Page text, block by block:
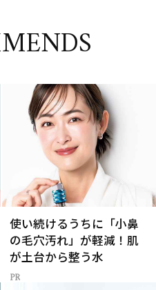
使い続けるうちに「小鼻
の毛穴汚れ」が軽減！肌
が土台から整う水